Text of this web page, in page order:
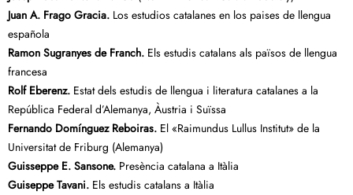
Juan A. Frago Gracia. Los estudios catalanes en los paises de llengua
española
Ramon Sugranyes de Franch. Els estudis catalans als països de llengua
francesa
Rolf Eberenz. Estat dels estudis de llengua i literatura catalanes a la
República Federal d’Alemanya, Àustria i Suïssa
Fernando Domínguez Reboiras. El «Raimundus Lullus Institut» de la
Universitat de Friburg (Alemanya)
Guisseppe E. Sansone. Presència catalana a Itàlia
Guiseppe Tavani. Els estudis catalans a Itàlia